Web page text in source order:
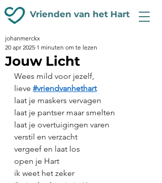
Vrienden van het Hart
Jouw Licht
johanmerckx
20 apr 2025 1 minuten om te lezen
Wees mild voor jezelf,
lieve #vriendvanhethart
laat je maskers vervagen
laat je pantser maar smelten
laat je overtuigingen varen
verstil en verzacht
vergeef en laat los
open je Hart
ik weet het zeker